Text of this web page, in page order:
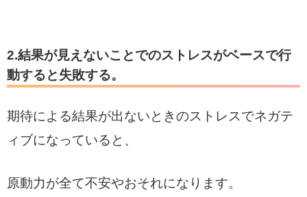
2.結果が見えないことでのストレスがベースで行
動すると失敗する。
期待による結果が出ないときのストレスでネガテ
ィブになっていると、
原動力が全て不安やおそれになります。